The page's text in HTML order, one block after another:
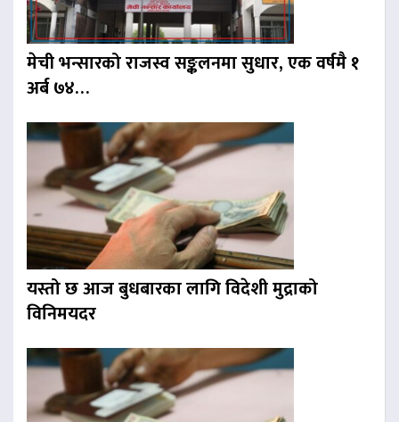
मेची भन्सारको राजस्व सङ्कलनमा सुधार, एक वर्षमै १
अर्ब ७४…
यस्तो छ आज बुधबारका लागि विदेशी मुद्राको
विनिमयदर